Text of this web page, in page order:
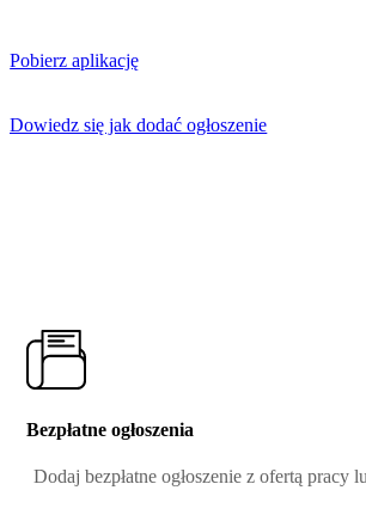
Pobierz aplikację
Dowiedz się jak dodać ogłoszenie
Bezpłatne ogłoszenia
Dodaj bezpłatne ogłoszenie z ofertą pracy